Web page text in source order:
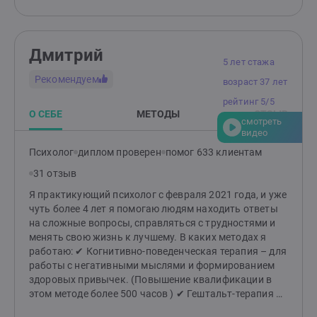
конструктивный диалог; отказываться от шаблонов
5 лет стажа
возраст 37 лет
рейтинг 5/5
смотреть
видео
Дмитрий
Рекомендуем
О СЕБЕ МЕТОДЫ ОТЗЫВ
Психолог диплом проверен помог 633 клиентам
31 отзыв
Я практикующий психолог с февраля 2021 года, и уже
чуть более 4 лет я помогаю людям находить ответы
на сложные вопросы, справляться с трудностями и
менять свою жизнь к лучшему. В каких методах я
работаю: ✔ Когнитивно-поведенческая терапия – для
работы с негативными мыслями и формированием
здоровых привычек. (Повышение квалификации в
этом методе более 500 часов ) ✔ Гештальт-терапия –